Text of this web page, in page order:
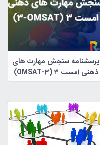
پرسشنامه سنجش مهارت های
ذهنی امست ۳ (OMSAT-3)